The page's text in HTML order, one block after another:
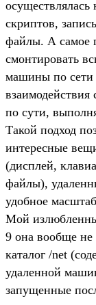
скриптов,
файлы. А самое
смонтировать
машины по сети
по сути,
Такой подход
интересные
(дисплей,
файлы),
удобное
Мой
9 она вообще не
каталог /net
удаленной
запущенные